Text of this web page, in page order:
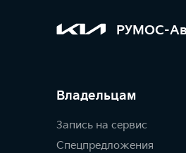
РУМОС-
Владельцам
Запись на сервис
Спецпредложения